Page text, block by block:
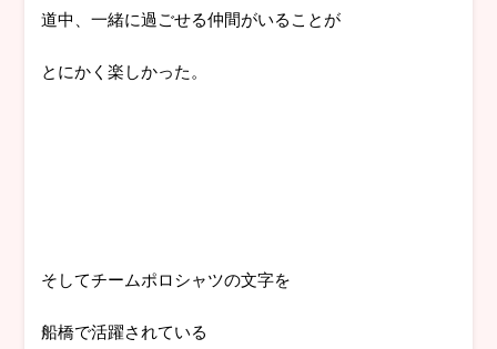
道中、一緒に過ごせる仲間がいることが
とにかく楽しかった。
そしてチームポロシャツの文字を
船橋で活躍されている